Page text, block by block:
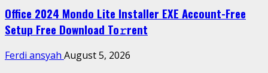
Office 2024 Mondo Lite Installer EXE Account-Free
Setup Frее Download To𝚛rent
Ferdi ansyah August 5, 2026